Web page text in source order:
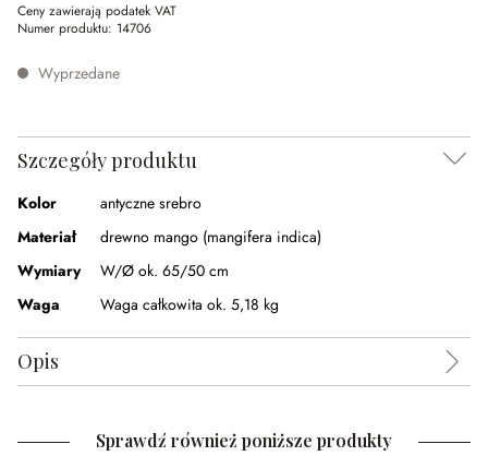
Ceny zawierają podatek VAT
Numer produktu: 14706
Wyprzedane
Szczegóły produktu
Kolor
antyczne srebro
Materiał
drewno mango (mangifera indica)
Wymiary
W/Ø ok. 65/50 cm
Waga
Waga całkowita ok. 5,18 kg
Opis
Sprawdź również poniższe produkty